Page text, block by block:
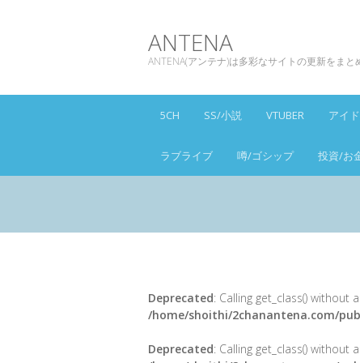
ANTENA
ANTENA(アンテナ)は多彩なサイトの更新をまと
5CH SS/小説 VTUBER アイ
ラブライブ 噂/ゴシップ 投資/お
Deprecated: Calling get_class()
/home/shoithi/2chanantena.com/
Deprecated: Calling get_class()